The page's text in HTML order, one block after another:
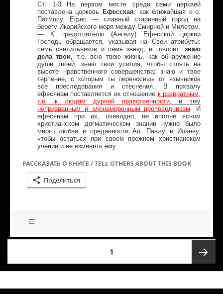
Ст. 1-3 На первом месте среди семи церквей
поставлена церковь
Ефесская , как ближайшая к о.
Патмосу. Ефес — славный старинный город на
берегу Икарийского моря между Смирной и Милетом.
— К предстоятелю (Ангелу) Ефесской церкви
Господь обращается, указывая на Свои атрибуты:
семь светильников и семь звезд, и говорит:знаю
дела твои, т.е. всю твою жизнь, как обнаружение
души твоей; знаю твои усилия, чтобы стоять на
высоте нравственного совершенства; знаю и твое
терпение, с которым ты переносишь от язычников
все преследования и стеснения. В похвалу
ефесянам поставляется их отношение к развратным,
т.е. к людям дурной нравственности, и тем
непризванным и злонамеренным проповедникам
И
ефесянам при их, очевидно, не вполне ясном
христианском догматическом знании нужно было
много любви и преданности Ап. Павлу и Иоанну,
чтобы остаться при своем прежнем христианском
учении и не изменить ему.
РАССКАЗАТЬ О КНИГЕ / TELL OTHERS ABOUT THIS BOOK
Поделиться
1